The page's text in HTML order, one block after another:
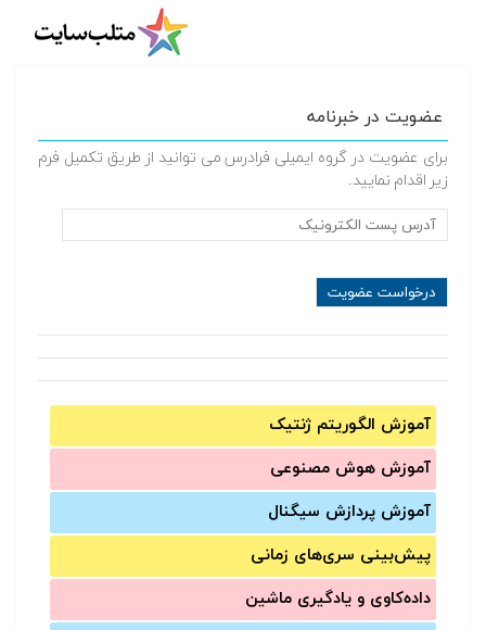
عضویت در خبرنامه
برای عضویت در گروه ایمیلی فرادرس می توانید از طریق تکمیل فرم
زیر اقدام نمایید.
آموزش الگوریتم ژنتیک
آموزش‌ هوش مصنوعی
آموزش‌ پردازش سیگنال
پیش‌‌بینی سری‌‌های زمانی
داده‌کاوی و یادگیری ماشین